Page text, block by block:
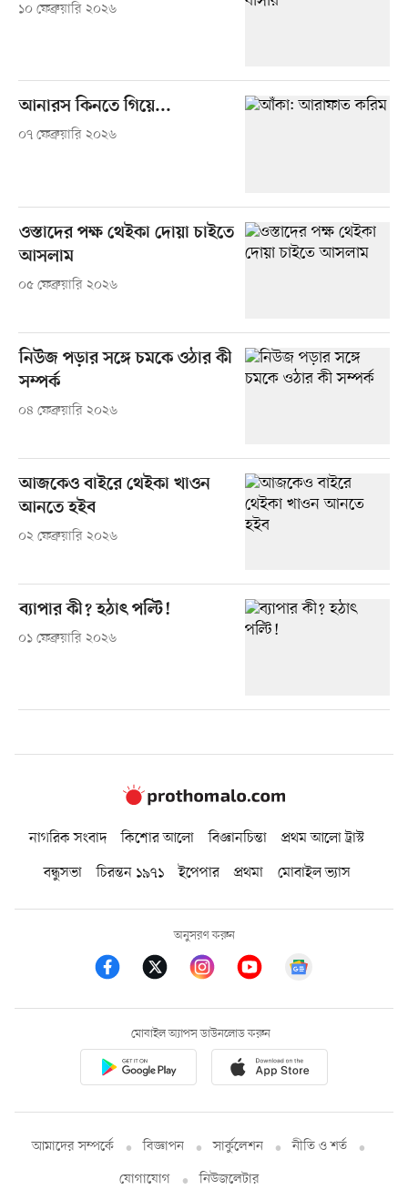
১০ ফেব্রুয়ারি ২০২৬
আনারস কিনতে গিয়ে...
০৭ ফেব্রুয়ারি ২০২৬
ওস্তাদের পক্ষ থেইকা দোয়া চাইতে
আসলাম
০৫ ফেব্রুয়ারি ২০২৬
নিউজ পড়ার সঙ্গে চমকে ওঠার কী
সম্পর্ক
০৪ ফেব্রুয়ারি ২০২৬
আজকেও বাইরে থেইকা খাওন
আনতে হইব
০২ ফেব্রুয়ারি ২০২৬
ব্যাপার কী? হঠাৎ পল্টি!
০১ ফেব্রুয়ারি ২০২৬
নাগরিক সংবাদ কিশোর আলো বিজ্ঞানচিন্তা
প্রথম আলো ট্রাস্ট
বন্ধুসভা
চিরন্তন ১৯৭১ ইপেপার প্রথমা মোবাইল ভ্যাস
অনুসরণ করুন
মোবাইল অ্যাপস ডাউনলোড করুন
আমাদের সম্পর্কে বিজ্ঞাপন সার্কুলেশন
নীতি ও শর্ত
যোগাযোগ
নিউজলেটার